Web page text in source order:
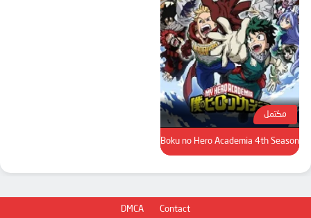
مكتمل
Boku no Hero Academia 4th Season
DMCA Contact